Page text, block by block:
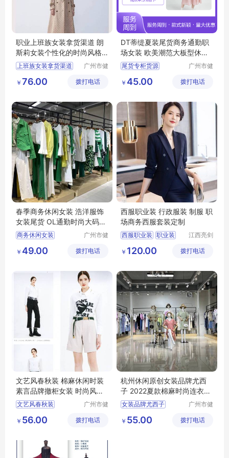
职业上班族女装拿货渠道 朗
斯莉女装个性化的时尚风格
广州服装市场
上班族女装拿货渠道
广州服装市场
广州市健
限公司
￥ 76.00 拨打电话
DT蒂缇夏装尾货商务通勤职
场女装 欧美潮范大板型休闲
风
尾货专柜货源
商务通勤职场女装
广州市健
限公司
￥ 45.00 拨打电话
春季商务休闲女装 浩洋服饰
女装尾货 OL通勤时尚大码女
装货源供应
商务休闲女装
广州市健
限公司
￥ 49.00 拨打电话
西服职业装 行政服装 制服 职
场商务西服套装定制
西服职业装 职业装
江西亮剑
公司
￥ 120.00 拨打电话
文艺风春秋装 棉麻休闲时装
素言品牌撤柜女装 时尚风衣
连衣裙走份
文艺风春秋装
素言品牌撤柜女装
广州市健
限公司
￥ 56.00 拨打电话
杭州休闲原创女装品牌尤西
子 2022夏款棉麻时尚连衣裙
广州尾货库存
女装品牌尤西子
杭州休闲原创
广州市健
限公司
￥ 55.00 拨打电话